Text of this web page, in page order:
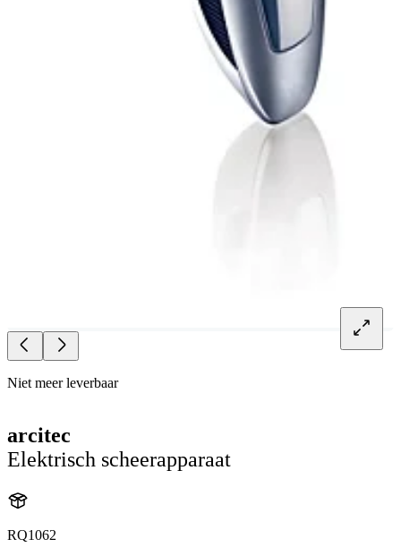
Niet meer leverbaar
arcitec
Elektrisch scheerapparaat
RQ1062